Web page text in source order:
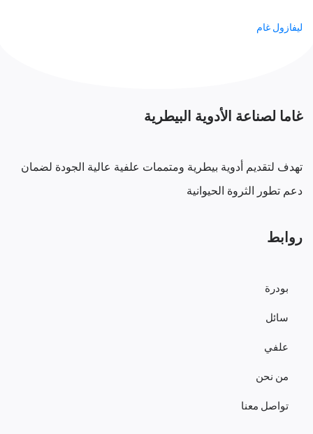
ليفازول غام
غاما لصناعة الأدوية البيطرية
تهدف لتقديم أدوية بيطرية ومتممات علفية عالية الجودة لضمان
دعم تطور الثروة الحيوانية
روابط
بودرة
سائل
علفي
من نحن
تواصل معنا